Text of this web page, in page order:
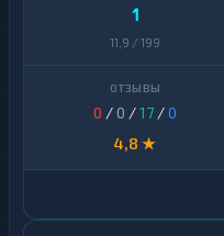
1
11,9 / 199
0 / 0 /17 /0
4,8 ★